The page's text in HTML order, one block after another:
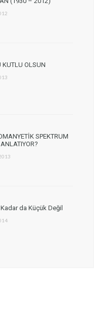
KUTLU OLSUN
SPEKTRUM
da Küçük Değil